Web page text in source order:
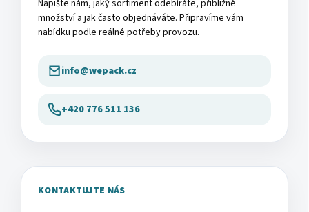
Napište nám, jaký sortiment odebíráte, přibližné
množství a jak často objednáváte. Připravíme vám
nabídku podle reálné potřeby provozu.
info@wepack.cz
+420 776 511 136
KONTAKTUJTE NÁS